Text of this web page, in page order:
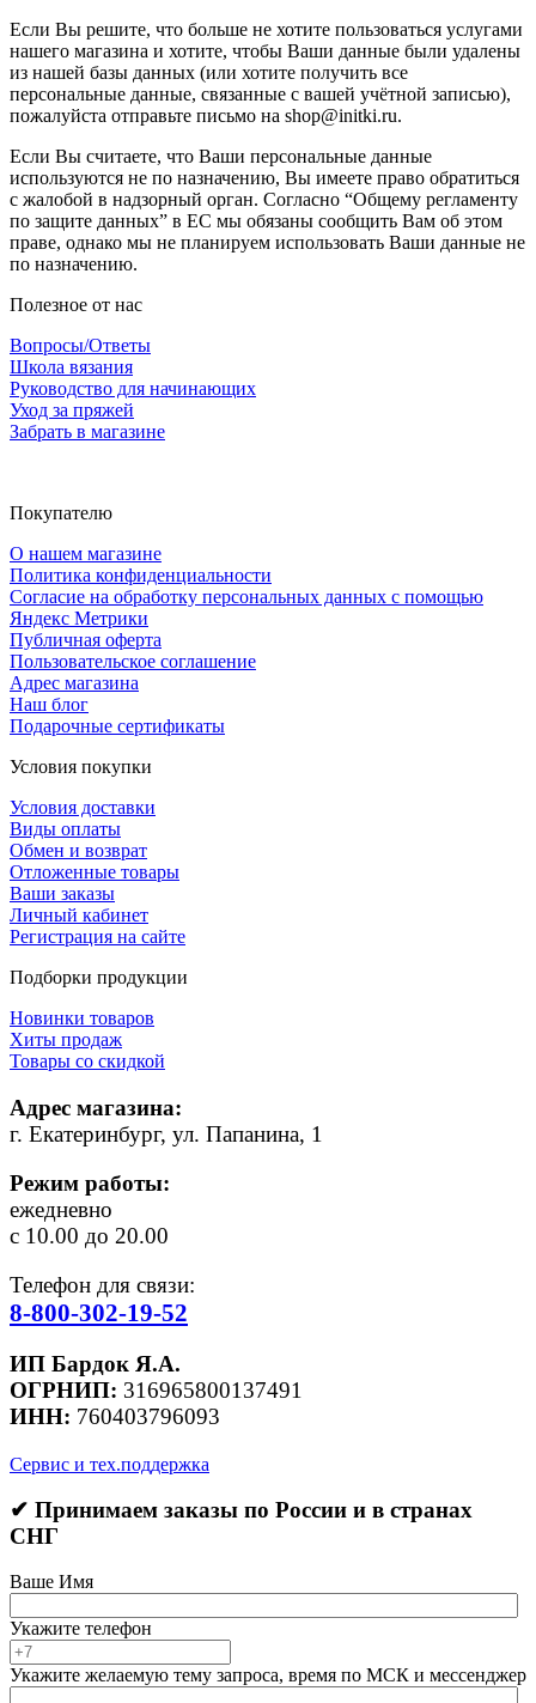
Если Вы решите, что больше не хотите пользоваться услугами
нашего магазина и хотите, чтобы Ваши данные были удалены
из нашей базы данных (или хотите получить все
персональные данные, связанные с вашей учётной записью),
пожалуйста отправьте письмо на shop@initki.ru.
Если Вы считаете, что Ваши персональные данные
используются не по назначению, Вы имеете право обратиться
с жалобой в надзорный орган. Согласно “Общему регламенту
по защите данных” в ЕС мы обязаны сообщить Вам об этом
праве, однако мы не планируем использовать Ваши данные не
по назначению.
Полезное от нас
Вопросы/Ответы
Школа вязания
Руководство для начинающих
Уход за пряжей
Забрать в магазине
Покупателю
О нашем магазине
Политика конфиденциальности
Согласие на обработку персональных данных с помощью
Яндекс Метрики
Публичная оферта
Пользовательское соглашение
Адрес магазина
Наш блог
Подарочные сертификаты
Условия покупки
Условия доставки
Виды оплаты
Обмен и возврат
Отложенные товары
Ваши заказы
Личный кабинет
Регистрация на сайте
Подборки продукции
Новинки товаров
Хиты продаж
Товары со скидкой
Адрес магазина:
г. Екатеринбург, ул. Папанина, 1
Режим работы:
ежедневно
с 10.00 до 20.00
Телефон для связи:
8-800-302-19-52
ИП Бардок Я.А.
ОГРНИП: 316965800137491
ИНН: 760403796093
Сервис и тех.поддержка
✔ Принимаем заказы по России и в странах
СНГ
Ваше Имя
Укажите телефон
Укажите желаемую тему запроса, время по МСК и мессенджер